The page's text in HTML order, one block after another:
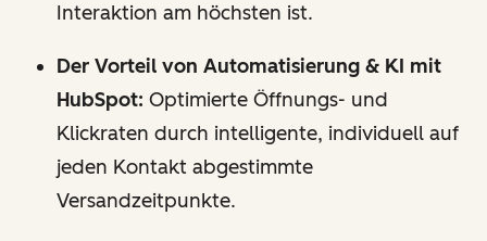
Interaktion am höchsten ist.
Der Vorteil von Automatisierung & KI mit
HubSpot: Optimierte Öffnungs- und
Klickraten durch intelligente, individuell auf
jeden Kontakt abgestimmte
Versandzeitpunkte.